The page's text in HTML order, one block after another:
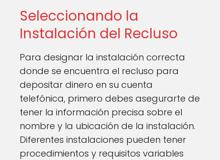
Seleccionando la
Instalación del Recluso
Para designar la instalación correcta
donde se encuentra el recluso para
depositar dinero en su cuenta
telefónica, primero debes asegurarte de
tener la información precisa sobre el
nombre y la ubicación de la instalación.
Diferentes instalaciones pueden tener
procedimientos y requisitos variables